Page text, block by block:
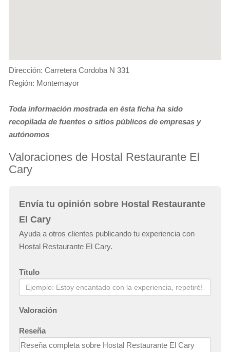
Dirección: Carretera Cordoba N 331
Región: Montemayor
Toda información mostrada en ésta ficha ha sido
recopilada de fuentes o sitios públicos de empresas y
autónomos
Valoraciones de Hostal Restaurante El
Cary
Envía tu opinión sobre Hostal Restaurante
El Cary
Ayuda a otros clientes publicando tu experiencia con
Hostal Restaurante El Cary.
Título
Valoración
Reseña